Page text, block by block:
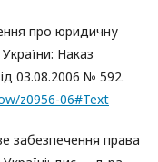
про юридичну
Наказ
03.08.2006 № 592.
z0956-06#Text
забезпечення права